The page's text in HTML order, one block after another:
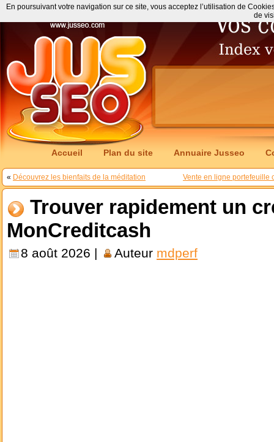
Accueil Plan du site Annuaire Jusseo
« Découvrez les bienfaits de la méditation Vente en ligne portefeuille
Trouver rapidement un
MonCreditcash
8 août 2026 | Auteur mdperf
En poursuivant votre navigation sur ce site, vous acceptez l’utilisation de
de